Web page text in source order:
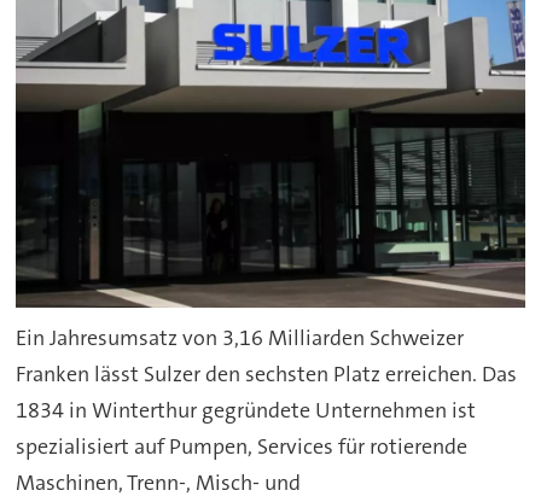
Ein Jahresumsatz von 3,16 Milliarden Schweizer
Franken lässt Sulzer den sechsten Platz erreichen. Das
1834 in Winterthur gegründete Unternehmen ist
spezialisiert auf Pumpen, Services für rotierende
Maschinen, Trenn-, Misch- und